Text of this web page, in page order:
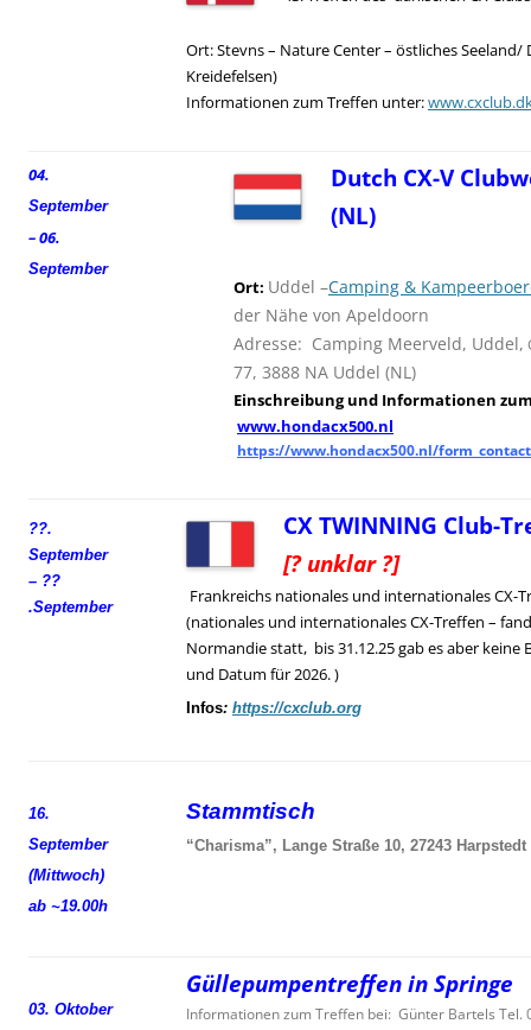
Ort: Stevns – Nature Center – östliches Seeland/
Kreidefelsen)
Informationen zum Treffen unter:
04.
September
– 06.
September
Dutch CX-V
(NL)
Ort: Uddel –Camping &
der Nähe von Apeldoorn
Adresse: Camping Meerveld, Uddel,
77, 3888 NA Uddel (NL)
Einschreibung und Informationen
www.hondacx500.nl
https://www.hondacx500.nl/
??.
September
– ??
.September
CX TWINNING Club-
[? unklar ?]
Frankreichs nationales und internationales CX-
(nationales und internationales CX-Treffen –
Normandie statt, bis 31.12.25 gab es aber keine
und Datum für 2026. )
Infos: https://cxclub.org
16.
September
(Mittwoch)
ab ~19.00h
Stammtisch
“Charisma”, Lange Straße 10, 27243 Harpstedt
03. Oktober
Güllepumpentreffen in Springe
Informationen zum Treffen bei: Günter Bartels Tel.